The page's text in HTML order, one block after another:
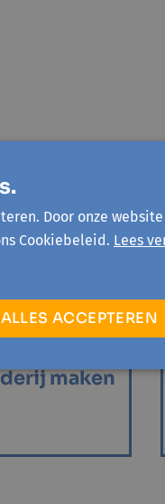
'26 - 1 sessie
maken
maken
Door onze
Cookiebeleid. Lees
ALLES ACCEPTEREN